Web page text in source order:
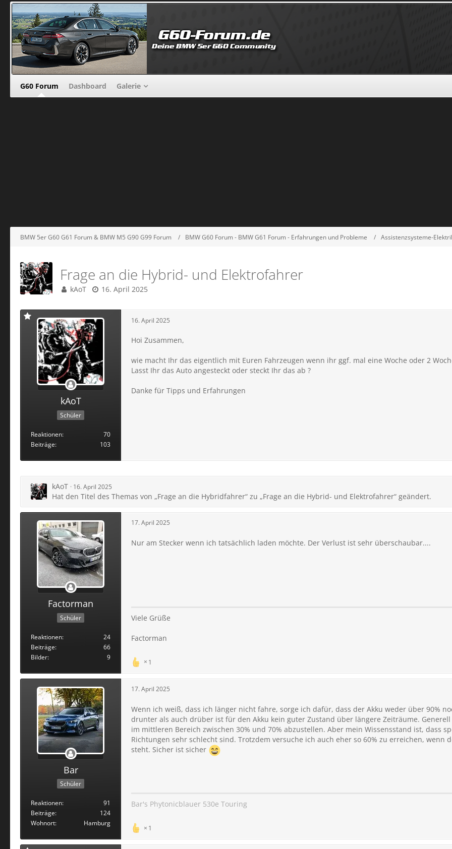
G60 Forum Dashboard Galerie
BMW 5er G60 G61 Forum & BMW M5 G90 G99 Forum BMW G60 Forum - BMW G61 Forum - Erfahrungen und Probleme Assistenzsysteme-
Frage an die Hybrid- und Elektrofahrer
kAoT 16. April 2025
kAoT
Schüler
Reaktionen
70
Beiträge
103
16. April 2025
Hoi Zusammen,
wie macht Ihr das eigentlich mit Euren Fahrzeugen wenn ihr ggf. mal eine Woche oder 2
Lasst Ihr das Auto angesteckt oder steckt Ihr das ab ?
Danke für Tipps und Erfahrungen
kAoT 16. April 2025
Hat den Titel des Themas von „Frage an die Hybridfahrer“ zu „Frage an die Hybrid- und Elektrofahrer“ geändert.
Factorman
Schüler
Reaktionen
24
Beiträge
66
Bilder
9
17. April 2025
Nur am Stecker wenn ich tatsächlich laden möchte. Der Verlust ist sehr überschaubar....
Viele Grüße
Factorman
1
Bar
Schüler
Reaktionen
91
Beiträge
124
Wohnort
Hamburg
17. April 2025
Wenn ich weiß, dass ich länger nicht fahre, sorge ich dafür, dass der Akku weder über 90%
drunter als auch drüber ist für den Akku kein guter Zustand über längere Zeiträume.
im mittleren Bereich zwischen 30% und 70% abzustellen. Aber mein Wissensstand ist, dass
Richtungen sehr schlecht sind. Trotzdem versuche ich auch eher so 60% zu erreichen, wenn
steht. Sicher ist sicher
Bar's Phytonicblauer 530e Touring
1